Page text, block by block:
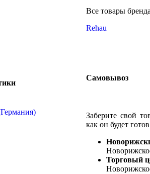
Все товары бренда
Rehau
Самовывоз
Заберите свой
как он будет
Торговый